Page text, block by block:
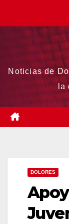
Noticias de
la
DOLORES